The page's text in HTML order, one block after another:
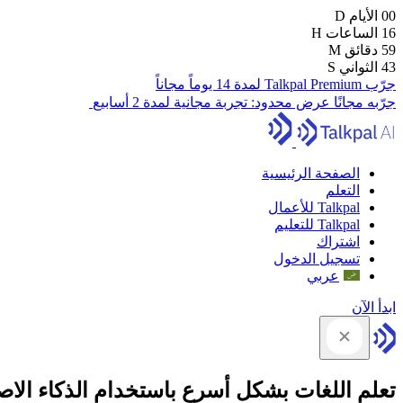
00 الأيام D
16 الساعات H
59 دقائق M
42 الثواني S
جرّب Talkpal Premium لمدة 14 يوماً مجاناً
جرّبه مجانًا عرض محدود: تجربة مجانية لمدة 2 أسابيع
الصفحة الرئيسية
التعلم
Talkpal للأعمال
Talkpal للتعليم
اشتراك
تسجيل الدخول
عربي
ابدأ الآن
تعلم اللغات بشكل أسرع باستخدام الذكاء